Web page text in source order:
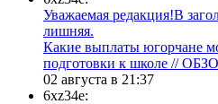
Уважаемая редакция!В
лишняя.
Какие выплаты югорчане
подготовки к школе //
02 августа в 21:37
6xz34e: